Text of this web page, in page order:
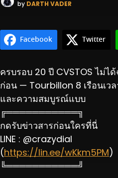
by DARTH VADER
Facebook Twitter
ครบรอบ 20 ปี CVSTOS ไม่ไ
ก่อน — Tourbillon 8 เรือนเว
และความสมบูรณ์แบบ
╔═══════════╗
กดรับข่าวสารก่อนใครที่นี่
LINE : @crazydial
(https://lin.ee/wKkm5PM)
╚═══════════╝